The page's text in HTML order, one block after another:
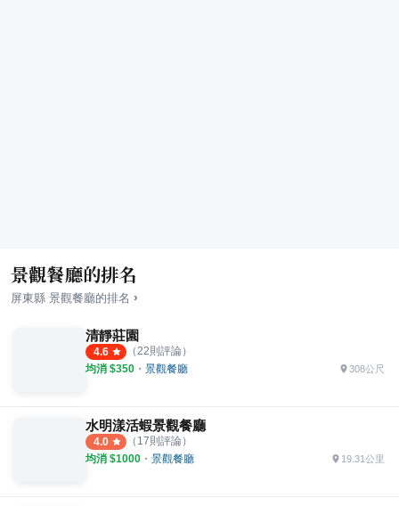
景觀餐廳的排名
屏東縣 景觀餐廳的排名 ›
清靜莊園
4.6 （ 22則評論）
均消 $350 ・ 景觀餐廳 308公尺
水明漾活蝦景觀餐廳
4.0 （ 17則評論）
均消 $1000 ・ 景觀餐廳 19.31公里